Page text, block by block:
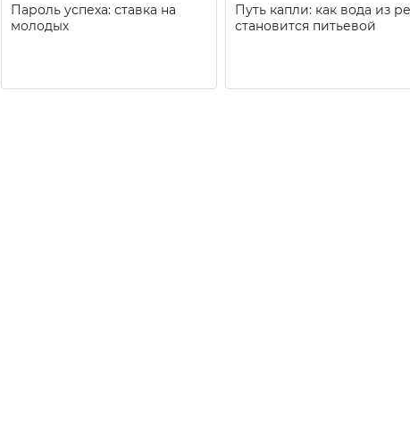
Пароль успеха: ставка на
молодых
Путь капли: как вода из
становится питьевой